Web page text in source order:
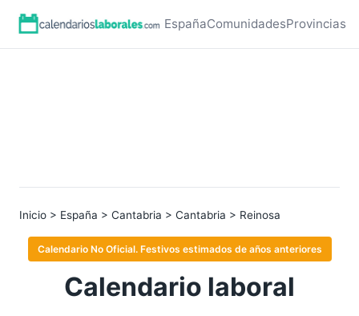
EspañaComunidadesProvincias
Inicio > España > Cantabria > Cantabria > Reinosa
Calendario No Oficial. Festivos estimados de años anteriores
Calendario laboral